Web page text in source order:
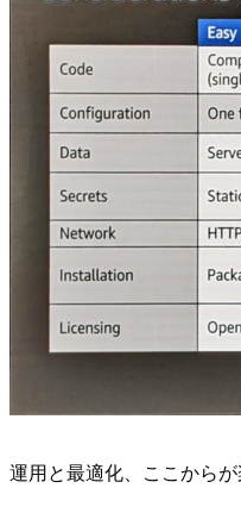
運用と最適化、ここからが